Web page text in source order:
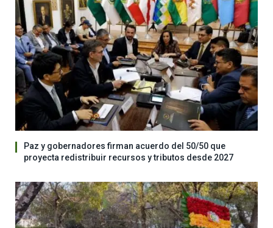
Paz y gobernadores firman acuerdo del 50/50 que
proyecta redistribuir recursos y tributos desde 2027